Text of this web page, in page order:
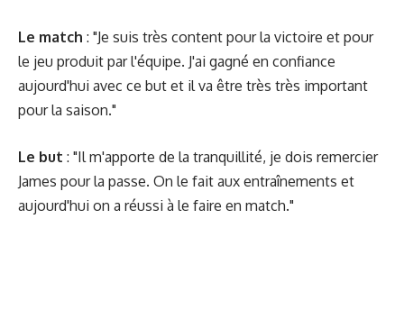
Le match : "Je suis très content pour la victoire et pour
le jeu produit par l'équipe. J'ai gagné en confiance
aujourd'hui avec ce but et il va être très très important
pour la saison."
Le but : "Il m'apporte de la tranquillité, je dois remercier
James pour la passe. On le fait aux entraînements et
aujourd'hui on a réussi à le faire en match."